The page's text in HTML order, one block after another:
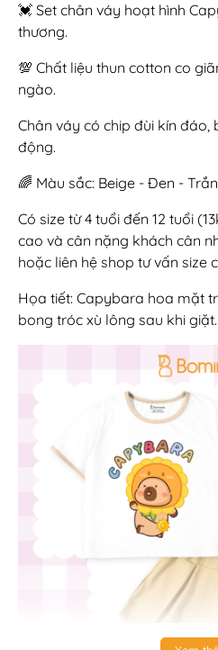
💓 Set chân váy hoạt hình
thương.
💯 Chất liệu thun cotton co
ngào.
Chân váy có chip đùi kín đáo,
động.
🌈 Màu sắc: Beige - Đen -
Có size từ 4 tuổi đến 12 tuổi
cao và cân nặng khách cân
hoặc liên hệ shop tư vấn size
Họa tiết: Capybara hoa mặt
bong tróc xù lông sau khi giặt.